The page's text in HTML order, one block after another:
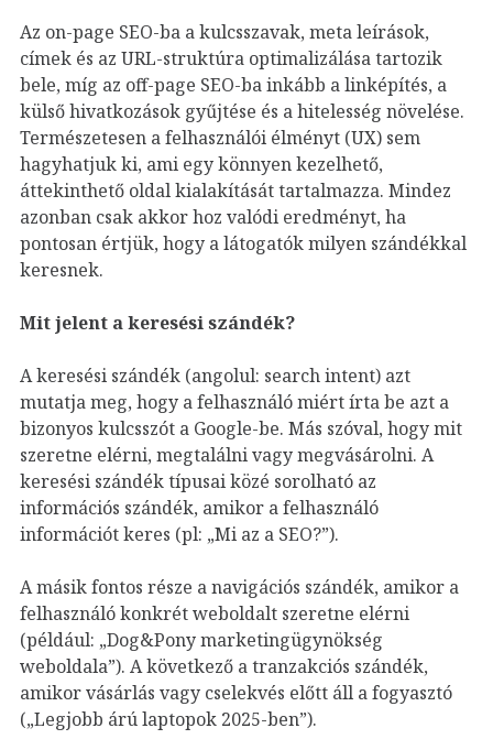
Az on-page SEO-ba a kulcsszavak, meta leírások,
címek és az URL-struktúra optimalizálása tartozik
bele, míg az off-page SEO-ba inkább a linképítés, a
külső hivatkozások gyűjtése és a hitelesség növelése.
Természetesen a felhasználói élményt (UX) sem
hagyhatjuk ki, ami egy könnyen kezelhető,
áttekinthető oldal kialakítását tartalmazza. Mindez
azonban csak akkor hoz valódi eredményt, ha
pontosan értjük, hogy a látogatók milyen szándékkal
keresnek.
Mit jelent a keresési szándék?
A keresési szándék (angolul: search intent) azt
mutatja meg, hogy a felhasználó miért írta be azt a
bizonyos kulcsszót a Google-be. Más szóval, hogy mit
szeretne elérni, megtalálni vagy megvásárolni. A
keresési szándék típusai közé sorolható az
információs szándék, amikor a felhasználó
információt keres (pl: „Mi az a SEO?”).
A másik fontos része a navigációs szándék, amikor a
felhasználó konkrét weboldalt szeretne elérni
(például: „Dog&Pony marketingügynökség
weboldala”). A következő a tranzakciós szándék,
amikor vásárlás vagy cselekvés előtt áll a fogyasztó
(„Legjobb árú laptopok 2025-ben”).